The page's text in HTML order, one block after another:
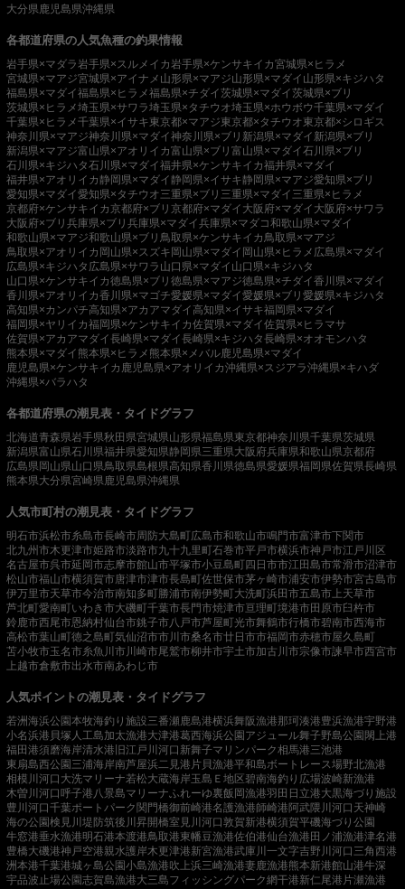
大分県鹿児島県沖縄県
各都道府県の人気魚種の釣果情報
岩手県×マダラ岩手県×スルメイカ岩手県×ケンサキイカ宮城県×ヒラメ
宮城県×マアジ宮城県×アイナメ 山形県×マアジ山形県×マダイ 山形県×キジハタ
福島県×マダイ福島県×ヒラメ福島県×チダイ茨城県×マダイ茨城県×ブリ
茨城県×ヒラメ埼玉県×サワラ埼玉県×タチウオ埼玉県×ホウボウ千葉県×マダイ
千葉県×ヒラメ千葉県×イサキ東京都×マアジ東京都×タチウオ東京都×シロギス
神奈川県×マアジ神奈川県×マダイ神奈川県×ブリ 新潟県×マダイ 新潟県×ブリ
新潟県×マアジ富山県×アオリイカ富山県×ブリ 富山県×マダイ石川県×ブリ
石川県×キジハタ石川県×マダイ福井県×ケンサキイカ福井県×マダイ
福井県×アオリイカ 静岡県×マダイ 静岡県×イサキ静岡県×マアジ愛知県×ブリ
愛知県×マダイ愛知県×タチウオ三重県×ブリ 三重県×マダイ 三重県×ヒラメ
京都府×ケンサキイカ京都府×ブリ 京都府×マダイ 大阪府×マダイ 大阪府×サワラ
大阪府×ブリ 兵庫県×ブリ 兵庫県×マダイ兵庫県×マダコ和歌山県×マダイ
和歌山県×マアジ和歌山県×ブリ 鳥取県×ケンサキイカ鳥取県×マアジ
鳥取県×アオリイカ 岡山県×スズキ 岡山県×マダイ 岡山県×ヒラメ 広島県×マダイ
広島県×キジハタ 広島県×サワラ 山口県×マダイ 山口県×キジハタ
山口県×ケンサキイカ徳島県×ブリ 徳島県×マアジ徳島県×チダイ香川県×マダイ
香川県×アオリイカ香川県×マゴチ愛媛県×マダイ愛媛県×ブリ 愛媛県×キジハタ
高知県×カンパチ高知県×アカアマダイ高知県×イサキ福岡県×マダイ
福岡県×ヤリイカ福岡県×ケンサキイカ佐賀県×マダイ佐賀県×ヒラマサ
佐賀県×アカアマダイ長崎県×マダイ長崎県×キジハタ長崎県×オオモンハタ
熊本県×マダイ 熊本県×ヒラメ 熊本県×メバル鹿児島県×マダイ
鹿児島県×ケンサキイカ 鹿児島県×アオリイカ沖縄県×スジアラ沖縄県×キハダ
沖縄県×バラハタ
各都道府県の潮見表・タイドグラフ
北海道青森県岩手県秋田県宮城県山形県福島県東京都神奈川県千葉県茨城県
新潟県富山県石川県福井県愛知県静岡県三重県大阪府兵庫県和歌山県京都府
広島県岡山県山口県鳥取県島根県高知県香川県徳島県愛媛県福岡県佐賀県長崎県
熊本県大分県宮崎県鹿児島県沖縄県
人気市町村の潮見表・タイドグラフ
明石市浜松市糸島市長崎市周防大島町広島市和歌山市鳴門市富津市下関市
北九州市木更津市姫路市淡路市九十九里町石巻市平戸市横浜市神戸市江戸川区
名古屋市呉市延岡市志摩市館山市平塚市小豆島町四日市市江田島市常滑市沼津市
松山市福山市横須賀市唐津市津市長島町佐世保市茅ヶ崎市浦安市伊勢市宮古島市
伊万里市天草市今治市南知多町勝浦市南伊勢町大洗町浜田市五島市 上天草市
芦北町愛南町いわき市大磯町千葉市長門市焼津市亘理町境港市田原市臼杵市
鈴鹿市西尾市恩納村仙台市銚子市八戸市芦屋町光市舞鶴市行橋市碧南市西海市
高松市葉山町徳之島町気仙沼市市川市桑名市廿日市市福岡市赤穂市屋久島町
苫小牧市玉名市糸魚川市川崎市尾鷲市柳井市宇土市加古川市宗像市諫早市西宮市
上越市倉敷市出水市南あわじ市
人気ポイントの潮見表・タイドグラフ
若洲海浜公園本牧海釣り施設三番瀬鹿島港横浜舞阪漁港那珂湊港豊浜漁港宇野港
小名浜港 貝塚人工島加太漁港大津港葛西海浜公園 アジュール舞子野島公園 閖上港
福田港須磨海岸清水港 旧江戸川河口 新舞子マリンパーク相馬港三池港
東扇島西公園 三浦海岸南芦屋浜二見港 片貝漁港平和島ボートレース場野北漁港
相模川河口 大洗マリーナ若松大蔵海岸玉島Ｅ地区碧南海釣り広場波崎新漁港
木曽川河口呼子港八景島マリーナふれーゆ裏飯岡漁港羽田 日立港大黒海づり施設
豊川河口千葉ポートパーク 関門橋御前崎港名護漁港師崎港 阿武隈川河口 天神崎
海の公園検見川堤防筑後川昇開橋室見川河口敦賀新港横須賀平磯海づり公園
牛窓港垂水漁港明石港本渡港鳥取港東幡豆漁港佐伯港仙台漁港 田ノ浦漁港津名港
豊橋大磯港神戸空港親水護岸木更津港新宮漁港武庫川一文字吉野川河口 三角西港
洲本港千葉港城ヶ島公園小島漁港吹上浜三崎漁港妻鹿漁港熊本新港館山港牛深
宇品波止場公園志賀島漁港大三島フィッシングパーク網干港新仁尾港 片瀬漁港